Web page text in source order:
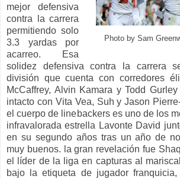
Photo by Sam
mejor defensiva
contra la carrera
permitiendo solo
3.3 yardas por
acarreo. Esa
solidez defensiva contra la carrera
división que cuenta con corredores
McCaffrey, Alvin Kamara y Todd
intacto con Vita Vea, Suh y Jason
el cuerpo de linebackers es uno de los
infravalorada estrella Lavonte David
en su segundo años tras un año de
muy buenos. la gran revelación fue
el líder de la liga en capturas al
bajo la etiqueta de jugador